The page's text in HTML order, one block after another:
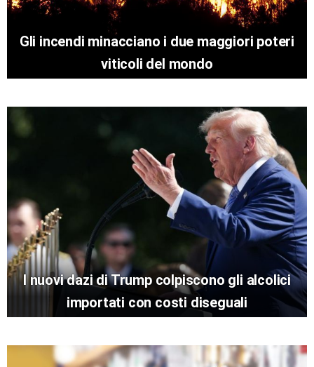
Gli incendi minacciano i due maggiori poteri
viticoli del mondo
I nuovi dazi di Trump colpiscono gli alcolici
importati con costi diseguali